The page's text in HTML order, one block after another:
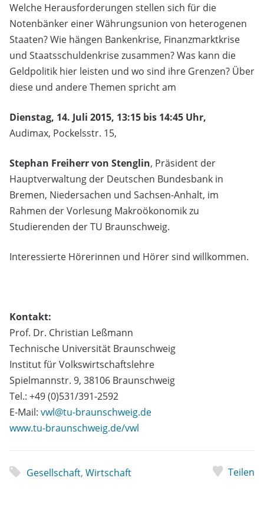
Welche Herausforderungen stellen sich für die
Notenbänker einer Währungsunion von heterogenen
Staaten? Wie hängen Bankenkrise, Finanzmarktkrise
und Staatsschuldenkrise zusammen? Was kann die
Geldpolitik hier leisten und wo sind ihre Grenzen? Über
diese und andere Themen spricht am
Dienstag, 14. Juli 2015, 13:15 bis 14:45 Uhr,
Audimax, Pockelsstr. 15,
Stephan Freiherr von Stenglin, Präsident der
Hauptverwaltung der Deutschen Bundesbank in
Bremen, Niedersachen und Sachsen-Anhalt, im
Rahmen der Vorlesung Makroökonomik zu
Studierenden der TU Braunschweig.
Interessierte Hörerinnen und Hörer sind willkommen.
Kontakt:
Prof. Dr. Christian Leßmann
Technische Universität Braunschweig
Institut für Volkswirtschaftslehre
Spielmannstr. 9, 38106 Braunschweig
Tel.: +49 (0)531/391-2592
E-Mail: vwl@tu-braunschweig.de
www.tu-braunschweig.de/vwl
Gesellschaft, Wirtschaft Teilen